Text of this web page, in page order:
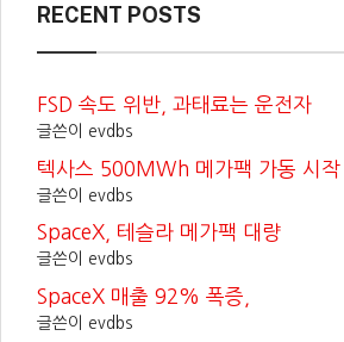
RECENT POSTS
FSD 속도 위반, 과태료는 운전자
글쓴이 evdbs
텍사스 500MWh 메가팩 가동 시작
글쓴이 evdbs
SpaceX, 테슬라 메가팩 대량
글쓴이 evdbs
SpaceX 매출 92% 폭증,
글쓴이 evdbs